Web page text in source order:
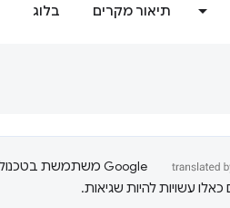
תיאור מקרים בלוג
עשויות להיות שגיאות.